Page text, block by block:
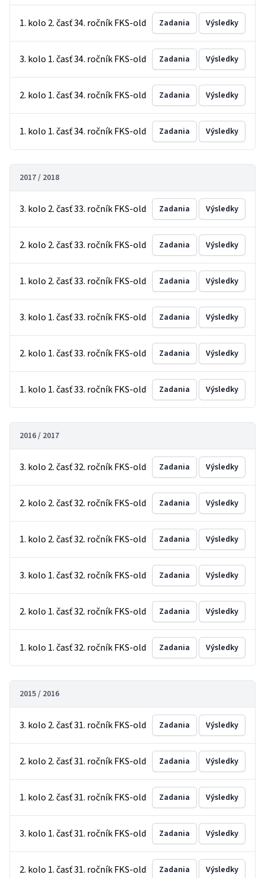
1. kolo 2. časť 34. ročník FKS-old Zadania Výsledky
3. kolo 1. časť 34. ročník FKS-old Zadania Výsledky
2. kolo 1. časť 34. ročník FKS-old Zadania Výsledky
1. kolo 1. časť 34. ročník FKS-old Zadania Výsledky
2017 / 2018
3. kolo 2. časť 33. ročník FKS-old Zadania Výsledky
2. kolo 2. časť 33. ročník FKS-old Zadania Výsledky
1. kolo 2. časť 33. ročník FKS-old Zadania Výsledky
3. kolo 1. časť 33. ročník FKS-old Zadania Výsledky
2. kolo 1. časť 33. ročník FKS-old Zadania Výsledky
1. kolo 1. časť 33. ročník FKS-old Zadania Výsledky
2016 / 2017
3. kolo 2. časť 32. ročník FKS-old Zadania Výsledky
2. kolo 2. časť 32. ročník FKS-old Zadania Výsledky
1. kolo 2. časť 32. ročník FKS-old Zadania Výsledky
3. kolo 1. časť 32. ročník FKS-old Zadania Výsledky
2. kolo 1. časť 32. ročník FKS-old Zadania Výsledky
1. kolo 1. časť 32. ročník FKS-old Zadania Výsledky
2015 / 2016
3. kolo 2. časť 31. ročník FKS-old Zadania Výsledky
2. kolo 2. časť 31. ročník FKS-old Zadania Výsledky
1. kolo 2. časť 31. ročník FKS-old Zadania Výsledky
3. kolo 1. časť 31. ročník FKS-old Zadania Výsledky
2. kolo 1. časť 31. ročník FKS-old Zadania Výsledky